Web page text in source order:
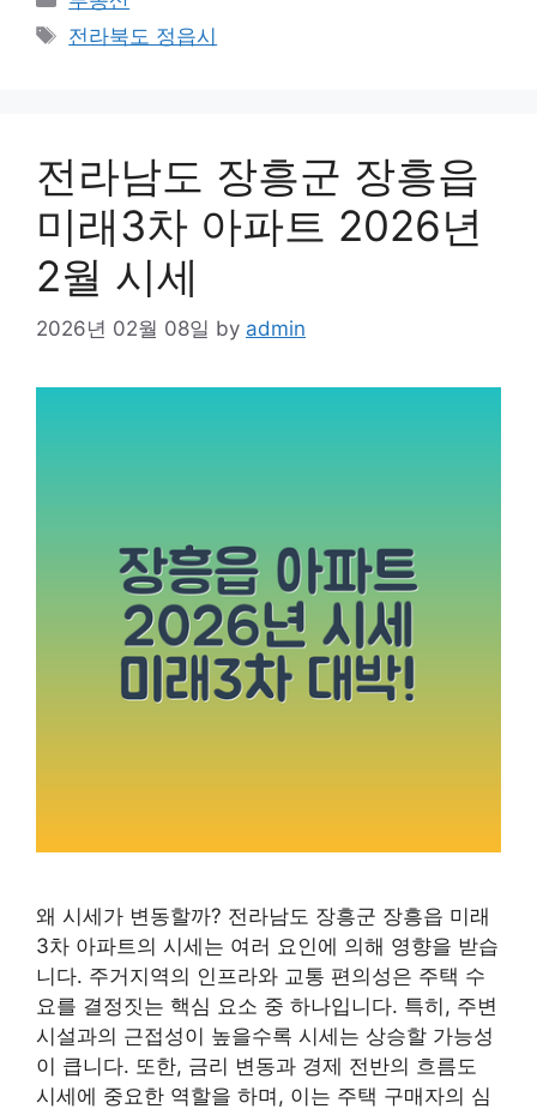
Tags
전라북도 정읍시
전라남도 장흥군 장흥읍
미래3차 아파트 2026년
2월 시세
2026년 02월 08일 by admin
왜 시세가 변동할까? 전라남도 장흥군 장흥읍 미래
3차 아파트의 시세는 여러 요인에 의해 영향을 받습
니다. 주거지역의 인프라와 교통 편의성은 주택 수
요를 결정짓는 핵심 요소 중 하나입니다. 특히, 주변
시설과의 근접성이 높을수록 시세는 상승할 가능성
이 큽니다. 또한, 금리 변동과 경제 전반의 흐름도
시세에 중요한 역할을 하며, 이는 주택 구매자의 심